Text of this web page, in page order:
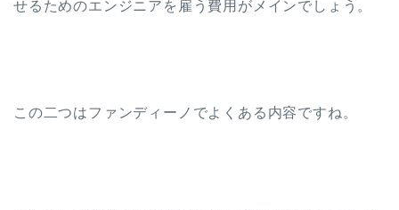
せるためのエンジニアを雇う費用がメインでしょう。
この二つはファンディーノでよくある内容ですね。